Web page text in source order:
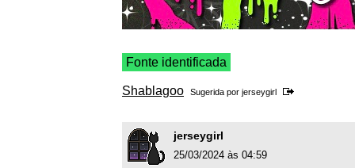
Fonte identificada
Shablagoo Sugerida por jerseygirl
jerseygirl
25/03/2024 às 04:59